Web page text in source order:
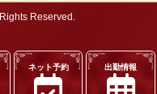
ネット予約 出勤情報
Reserved.